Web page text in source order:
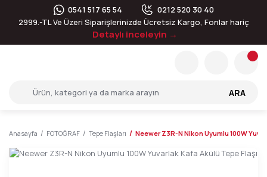
0541 517 65 54
0212 520 30 40
2999.-TL Ve Üzeri Siparişlerinizde Ücretsiz Kargo, Fonlar hariç
Detaylı inceleyin →
ARA
Anasayfa FOTOĞRAF Tepe Flaşları Neewer Z3R-N Nikon Uyumlu 100W